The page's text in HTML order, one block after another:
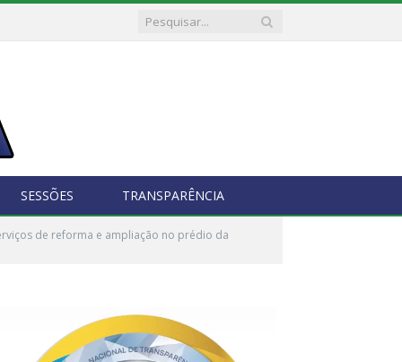
SESSÕES TRANSPARÊNCIA
de reforma e ampliação no prédio da